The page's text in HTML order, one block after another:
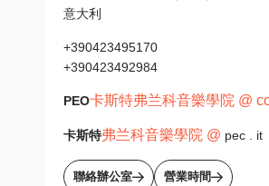
意大利
+390423495170
+390423492984
PEO卡斯特弗兰科音樂學院 @
卡斯特弗兰科音樂學院 @ pec . it
聯絡辦公室 營業時間